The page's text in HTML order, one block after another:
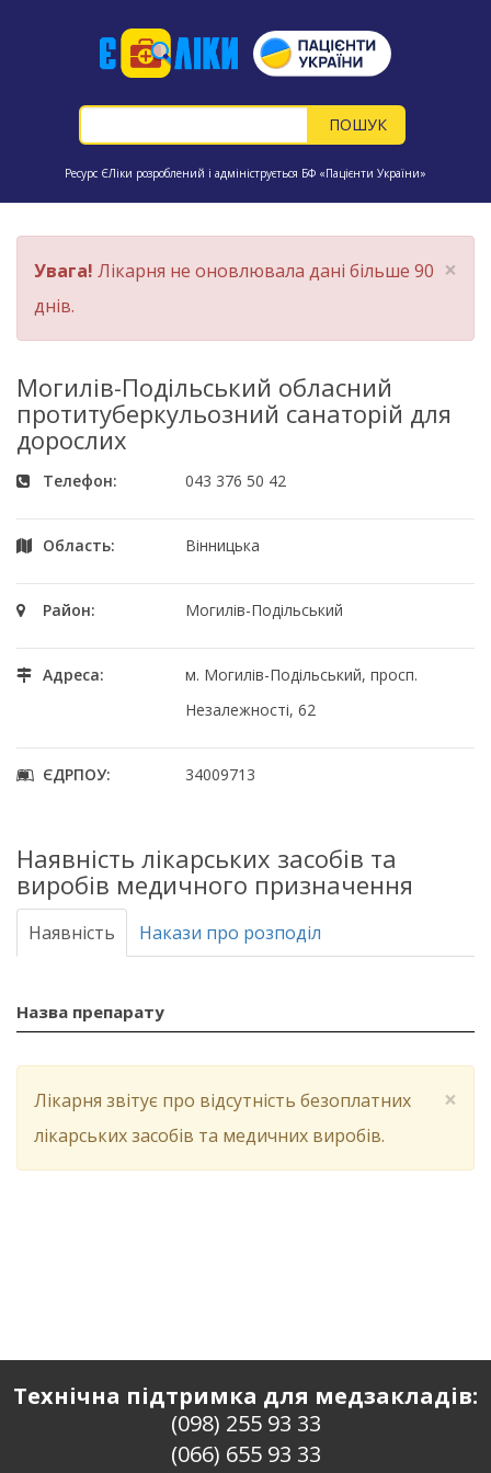
Ресурс ЄЛіки розроблений і адмініструється БФ «Пацієнти України»
×
Увага! Лікарня не оновлювала дані більше 90
днів.
Могилів-Подільський обласний
протитуберкульозний санаторій для
дорослих
Телефон: 043 376 50 42
Область: Вінницька
Район: Могилів-Подільський
Адреса:
м. Могилів-Подільський, просп.
Незалежності, 62
ЄДРПОУ: 34009713
Наявність лікарських засобів та
виробів медичного призначення
Наявність Накази про розподіл
Назва препарату
×
Лікарня звітує про відсутність безоплатних
лікарських засобів та медичних виробів.
Технічна підтримка для медзакладів:
(098) 255 93 33
(066) 655 93 33